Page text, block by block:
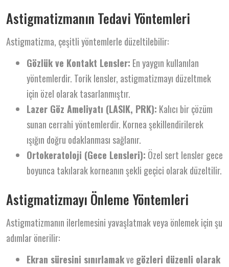
Astigmatizmanın Tedavi Yöntemleri
Astigmatizma, çeşitli yöntemlerle düzeltilebilir:
Gözlük ve Kontakt Lensler: En yaygın kullanılan
yöntemlerdir. Torik lensler, astigmatizmayı düzeltmek
için özel olarak tasarlanmıştır.
Lazer Göz Ameliyatı (LASIK, PRK): Kalıcı bir çözüm
sunan cerrahi yöntemlerdir. Kornea şekillendirilerek
ışığın doğru odaklanması sağlanır.
Ortokeratoloji (Gece Lensleri): Özel sert lensler gece
boyunca takılarak korneanın şekli geçici olarak düzeltilir.
Astigmatizmayı Önleme Yöntemleri
Astigmatizmanın ilerlemesini yavaşlatmak veya önlemek için şu
adımlar önerilir:
Ekran süresini sınırlamakve gözleri düzenli olarak